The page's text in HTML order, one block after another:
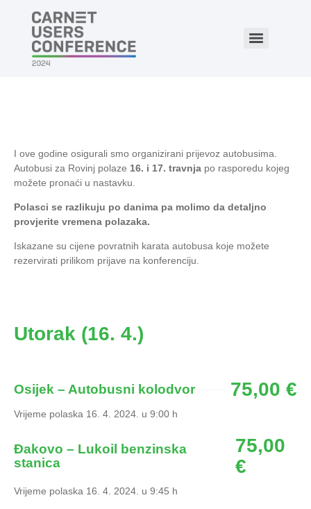
I ove godine osigurali smo organizirani prijevoz autobusima.
Autobusi za Rovinj polaze 16. i 17. travnja po rasporedu kojeg
možete pronaći u nastavku.
Polasci se razlikuju po danima pa molimo da detaljno
provjerite vremena polazaka.
Iskazane su cijene povratnih karata autobusa koje možete
rezervirati prilikom prijave na konferenciju.
Utorak (16. 4.)
Osijek – Autobusni kolodvor 75,00 €
Vrijeme polaska 16. 4. 2024. u 9:00 h
Đakovo – Lukoil benzinska
stanica
75,00
€
Vrijeme polaska 16. 4. 2024. u 9:45 h